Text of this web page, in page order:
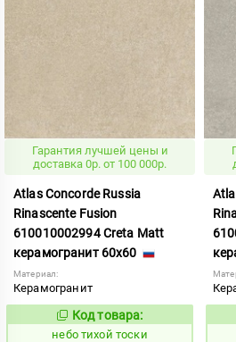
Гарантия лучшей цены и
доставка 0р. от 100 000р.
Atlas Concorde Russia
Rinascente Fusion
610010002994 Creta Matt
керамогранит 60x60
Материал:
Керамогранит
1122106
Код товара:
небо тихой тоски